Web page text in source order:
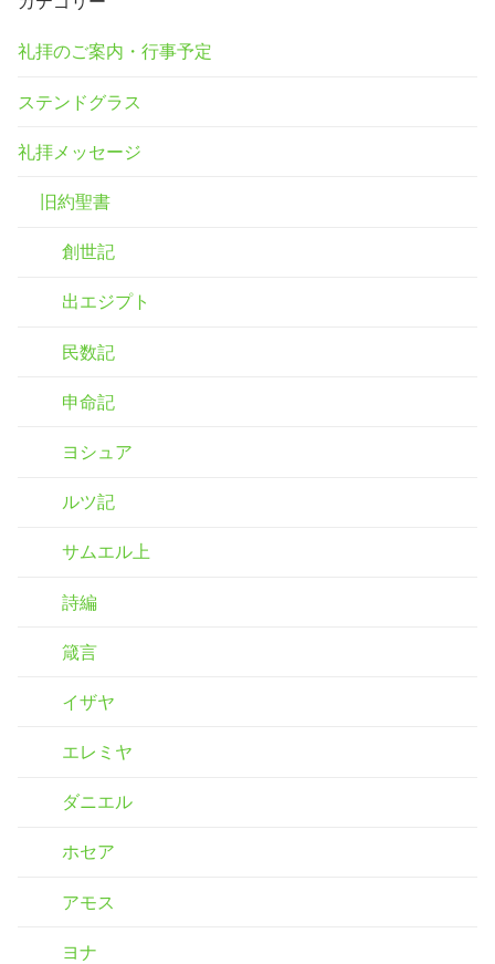
礼拝のご案内・行事予定
ステンドグラス
礼拝メッセージ
旧約聖書
創世記
出エジプト
民数記
申命記
ヨシュア
ルツ記
サムエル上
詩編
箴言
イザヤ
エレミヤ
ダニエル
ホセア
アモス
ヨナ